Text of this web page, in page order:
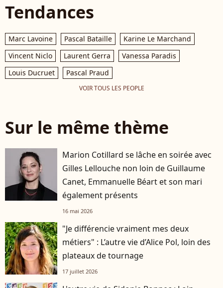
Tendances
Marc Lavoine Pascal Bataille
Karine Le Marchand
Vincent Niclo
Laurent Gerra
Vanessa Paradis
Louis Ducruet
Pascal Praud
VOIR TOUS LES PEOPLE
Sur le même thème
Marion Cotillard se lâche en soirée avec
Gilles Lellouche non loin de Guillaume
Canet, Emmanuelle Béart et son mari
également présents
16 mai 2026
"Je différencie vraiment mes deux
métiers" : L’autre vie d’Alice Pol, loin des
plateaux de tournage
17 juillet 2026